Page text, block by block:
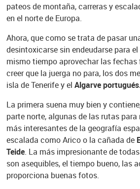
pateos de montaña, carreras y
en el norte de Europa.
Ahora, que como se trata de pasar
desintoxicarse sin endeudarse para
mismo tiempo aprovechar las
creer que la juerga no para, los dos
isla de Tenerife y el Algarve
La primera suena muy bien y
parte norte, algunas de las rutas para
más interesantes de la geografía
escalada como Arico o la cañada de
Teide. La más impresionante de
son asequibles, el tiempo bueno, las
proporciona buenas fotos.